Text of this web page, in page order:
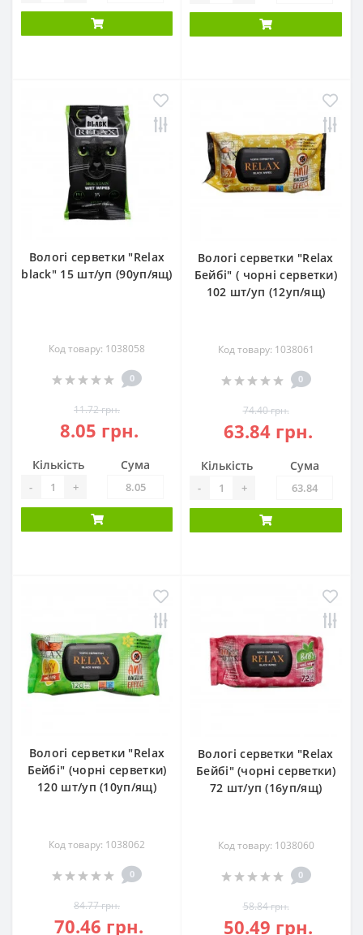
Вологі серветки "Relax
black" 15 шт/уп (90уп/ящ)
Код товару: 1038058
0
11.72 грн.
8.05 грн.
Кількість
- +
Сума
Вологі серветки "Relax
Бейбі" ( чорні серветки)
102 шт/уп (12уп/ящ)
Код товару: 1038061
0
74.40 грн.
63.84 грн.
Кількість
- +
Сума
Вологі серветки "Relax
Бейбі" (чорні серветки)
120 шт/уп (10уп/ящ)
Код товару: 1038062
0
84.77 грн.
70.46 грн.
Вологі серветки "Relax
Бейбі" (чорні серветки)
72 шт/уп (16уп/ящ)
Код товару: 1038060
0
58.84 грн.
50.49 грн.